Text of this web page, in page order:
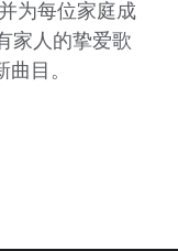
为每位家庭成
家人的挚爱歌
目。